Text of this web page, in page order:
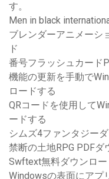
す。
Men in black
ブレンダーアニメーシ
ド
番号フラッシュカード
機能の更新を手動で
ロードする
QRコードを使用して
ードする
シムズ4ファンタジー
禁断の土地RPG PDFダ
Swftext無料ダウンロー
Windowsの表面にアプ